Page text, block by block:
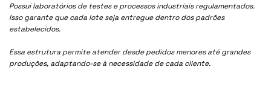
Possui laboratórios de testes e processos industriais regulamentados.
Isso garante que cada lote seja entregue dentro dos padrões
estabelecidos.
Essa estrutura permite atender desde pedidos menores até grandes
produções, adaptando-se à necessidade de cada cliente.